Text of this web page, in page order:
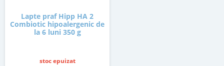
Lapte praf Hipp HA 2
Combiotic hipoalergenic de
la 6 luni 350 g
stoc epuizat